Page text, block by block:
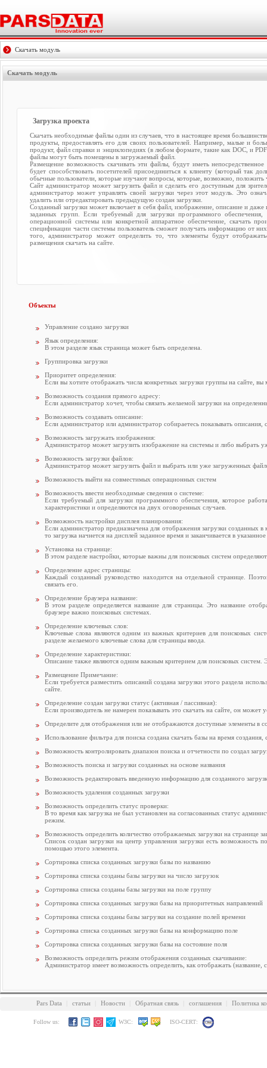
Скачать модуль
Скачать модуль
Загрузка проекта
Скачать необходимые файлы один из случаев, что в настоящее время
продукты, предоставлять его для своих пользователей. Например, малые и
продукт, файл справки и энциклопедиях (в любом формате, такие как DOC, и
файлы могут быть помещены в загружаемый файл.
Размещение возможность скачивать эти файлы, будут иметь
будет способствовать посетителей присоединиться к клиенту (который так
обычные пользователи, которые изучают вопросы, которые, возможно,
Сайт администратор может загрузить файл и сделать его доступным для
администратор может управлять своей загрузки через этот модуль. Это
удалить или отредактировать предыдущую создан загрузки.
Созданный загрузки может включает в себя файл, изображение, описание и
заданных групп. Если требуемый для загрузки программного обеспечения,
операционной системы или конкретной аппаратное обеспечение, скачать
спецификации части системы пользователь сможет получать информацию от
того, администратор может определить то, что элементы будут
размещения скачать на сайте.
Объекты
Управление создано загрузки
Язык определения:
В этом разделе язык страница может быть определена.
Группировка загрузки
Приоритет определения:
Если вы хотите отображать числа конкретных загрузки группы на сайте,
Возможность создания прямого адресу:
Если администратор хочет, чтобы связать желаемой загрузки на
Возможность создавать описание:
Если администратор или администратор собираетесь показывать описания,
Возможность загружать изображения:
Администратор может загрузить изображение на системы и либо выбрать
Возможность загрузки файлов:
Администратор может загрузить файл и выбрать или уже загруженных
Возможность выйти на совместимых операционных систем
Возможность ввести необходимые сведения о системе:
Если требуемый для загрузки программного обеспечения, которое
характеристики и определяются на двух оговоренных случаев.
Возможность настройки дисплея планирования:
Если администратор предназначена для отображения загрузки созданных
то загрузка начнется на дисплей заданное время и заканчивается в
Установка на странице:
В этом разделе настройки, которые важны для поисковых систем
Определение адрес страницы:
Каждый созданный руководство находится на отдельной странице.
связать его.
Определение браузера название:
В этом разделе определяется название для страницы. Это название
браузере важно поисковых системах.
Определение ключевых слов:
Ключевые слова являются одним из важных критериев для поисковых
разделе желаемого ключевые слова для страницы ввода.
Определение характеристики:
Описание также являются одним важным критерием для поисковых систем.
Размещение Примечание:
Если требуется разместить описаний создана загрузки этого раздела
сайте.
Определение создан загрузки статус (активная / пассивная):
Если производитель не намерен показывать это скачать на сайте, он может
Определите для отображения или не отображаются доступные элементы в
Использование фильтра для поиска создана скачать базы на время
Возможность контролировать диапазон поиска и отчетности по создал
Возможность поиска и загрузки созданных на основе названия
Возможность редактировать введенную информацию для созданного
Возможность удаления созданных загрузки
Возможность определить статус проверки:
В то время как загрузка не был установлен на согласованных статус
режим.
Возможность определить количество отображаемых загрузки на странице
Список создан загрузки на центр управления загрузки есть
помощью этого элемента.
Сортировка списка созданных загрузки базы по названию
Сортировка списка созданы базы загрузки на число загрузок
Сортировка списка созданы базы загрузки на поле группу
Сортировка списка созданных загрузки базы на приоритетных направлений
Сортировка списка созданы базы загрузки на создание полей времени
Сортировка списка созданных загрузки базы на конформацию поле
Сортировка списка созданных загрузки базы на состояние поля
Возможность определить режим отображения созданных скачивание:
Администратор имеет возможность определить, как отображать (название,
Pars Data статьи Новости Обратная связь соглашения Политика
Follow us: W3C: ISO-CERT: